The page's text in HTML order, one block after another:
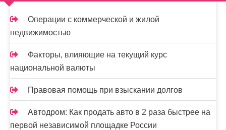
з
а
п
и
с
я
м
Операции с коммерческой и жилой
недвижимостью
Факторы, влияющие на текущий курс
национальной валюты
Правовая помощь при взыскании долгов
Автодром: Как продать авто в 2 раза быстрее на
первой независимой площадке России